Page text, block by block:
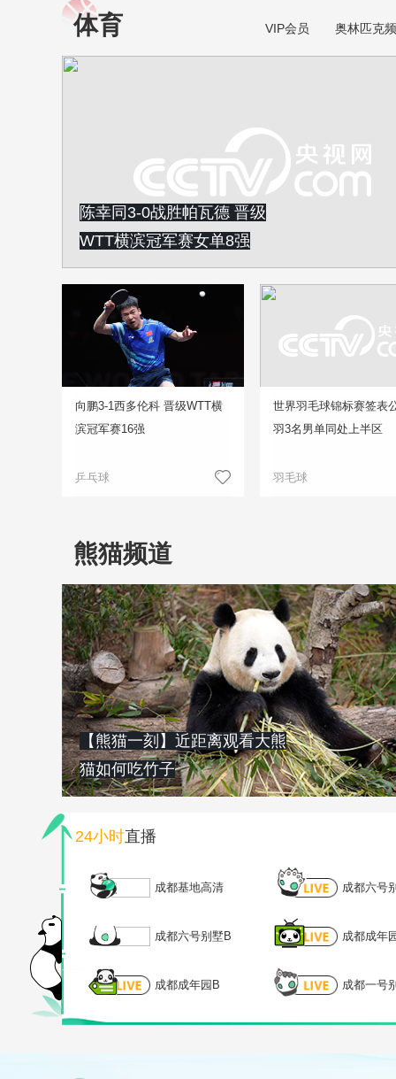
体育 VIP会员 奥林匹克
陈幸同3-0战胜帕瓦德 晋级
WTT横滨冠军赛女单8强
向鹏3-1西多伦科 晋级WTT横
滨冠军赛16强
乒乓球
世界羽毛球锦标赛签表
羽3名男单同处上半区
羽毛球
熊猫频道
【熊猫一刻】近距离观看大熊
猫如何吃竹子
24小时直播
成都基地高清 成都六号
成都六号别墅B 成都成年
成都成年园B 成都一号